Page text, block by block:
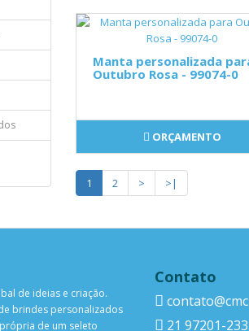
Manta personalizada
Outubro Rosa - 99074-0
ORÇAMENTO
1 2 > >|
de ideias e criação.
brindes personalizados
de um seleto
Contato
21 97201-